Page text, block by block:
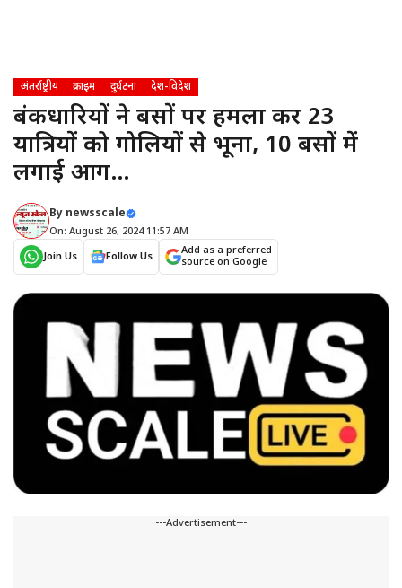
अंतर्राष्ट्रीय क्राइम दुर्घटना देश-विदेश
बंदूकधारियों ने बसों पर हमला कर 23
यात्रियों को गोलियों से भूना, 10 बसों में
लगाई आग…
By newsscale
On: August 26, 2024 11:57 AM
Join Us
Follow Us
Add as a preferred
source on Google
---Advertisement---